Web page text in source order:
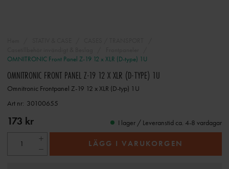
OMNITRONIC Front Panel Z-19 12 x XLR (D-type) 1U
OMNITRONIC FRONT PANEL Z-19 12 X XLR (D-TYPE) 1U
Omnitronic Frontpanel Z-19 12 x XLR (D-typ) 1U
Art nr: 30100655
173 kr I lager / Leveranstid ca. 4-8 vardagar
LÄGG I VARUKORGEN